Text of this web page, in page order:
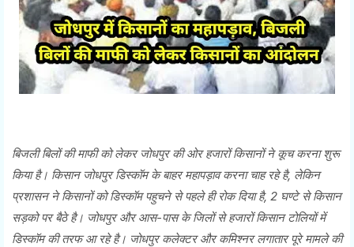
बिजली बिलों की माफी को लेकर जोधपुर की ओर हजारों किसानों ने कूच करना शुरू
किया है। किसान जोधपुर डिस्कॉम के बाहर महापड़ाव करना चाह रहे है, लेकिन
प्रशासन ने किसानों को डिस्कॉम पहुचने से पहले ही रोक दिया है, 2 घण्टे से किसान
सड़को पर बैठे है। जोधपुर और आस-पास के जिलों से हजारों किसान टोलियों में
डिस्कॉम की तरफ आ रहे है। जोधपुर कलेक्टर और कमिश्नर लगातार पूरे मामले की